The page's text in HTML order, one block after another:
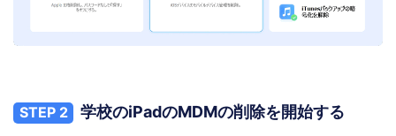
STEP 2 学校のiPadのMDMの削除を開始する